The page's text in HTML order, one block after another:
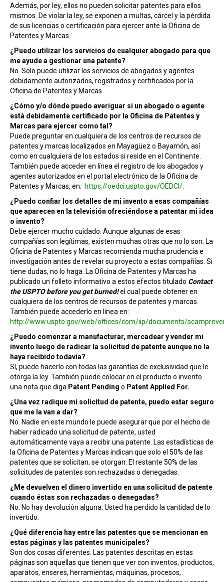
Además, por ley, ellos no pueden solicitar patentes para ellos
mismos. De violar la ley, se exponen a multas, cárcel y la pérdida
de sus licencias o certificación para ejercer ante la Oficina de
Patentes y Marcas.
¿Puedo utilizar los servicios de cualquier abogado para que
me ayude a gestionar una patente?
No. Solo puede utilizar los servicios de abogados y agentes
debidamente autorizados, registrados y certificados por la
Oficina de Patentes y Marcas.
¿Cómo y/o dónde puedo averiguar si un abogado o agente
está debidamente certificado por la Oficina de Patentes y
Marcas para ejercer como tal?
Puede preguntar en cualquiera de los centros de recursos de
patentes y marcas localizados en Mayagüez o Bayamón, así
como en cualquiera de los estados si reside en el Continente.
También puede acceder en línea el registro de los abogados y
agentes autorizados en el portal electrónico de la Oficina de
Patentes y Marcas, en: https://oedci.uspto.gov/OEDCI/
¿Puedo confiar los detalles de mi invento a esas compañías
que aparecen en la televisión ofreciéndose a patentar mi idea
o invento?
Debe ejercer mucho cuidado. Aunque algunas de esas
compañías son legítimas, existen muchas otras que no lo son. La
Oficina de Patentes y Marcas recomienda mucha prudencia e
investigación antes de revelar su proyecto a estas compañías. Si
tiene dudas, no lo haga. La Oficina de Patentes y Marcas ha
publicado un folleto informativo a estos efectos titulado Contact
the USPTO before you get burned!el cual puede obtener en
cualquiera de los centros de recursos de patentes y marcas.
También puede accederlo en línea en:
http://www.uspto.gov/web/offices/com/iip/documents/
¿Puedo comenzar a manufacturar, mercadear y vender mi
invento luego de radicar la solicitud de patente aunque no la
haya recibido todavía?
Sí, puede hacerlo con todas las garantías de exclusividad que le
otorga la ley. También puede colocar en el producto o invento
una nota que diga Patent Pending o Patent Applied For.
¿Una vez radique mi solicitud de patente, puedo estar seguro
que me la van a dar?
No. Nadie en este mundo le puede asegurar que por el hecho de
haber radicado una solicitud de patente, usted
automáticamente vaya a recibir una patente. Las estadísticas de
la Oficina de Patentes y Marcas indican que solo el 50% de las
patentes que se solicitan, se otorgan. El restante 50% de las
solicitudes de patentes son rechazadas o denegadas.
¿Me devuelven el dinero invertido en una solicitud de patente
cuando éstas son rechazadas o denegadas?
No. No hay devolución alguna. Usted ha perdido la cantidad de lo
invertido.
¿Qué diferencia hay entre las patentes que se mencionan en
estas páginas y las patentes municipales?
Son dos cosas diferentes. Las patentes descritas en estas
páginas son aquellas que tienen que ver con inventos, productos,
aparatos, enseres, herramientas, máquinas, procesos,